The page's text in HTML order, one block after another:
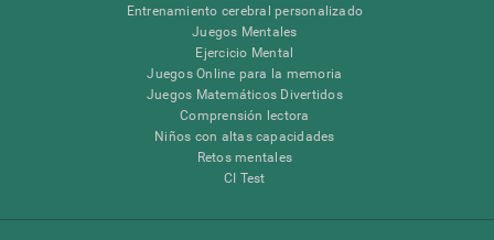
Entrenamiento cerebral personalizado
Juegos Mentales
Ejercicio Mental
Juegos Online para la memoria
Juegos Matemáticos Divertidos
Comprensión lectora
Niños con altas capacidades
Retos mentales
CI Test